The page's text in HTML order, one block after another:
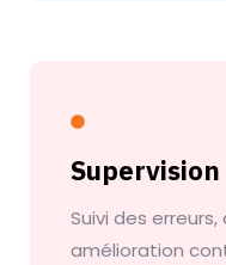
Supervision
Suivi des
amélioration